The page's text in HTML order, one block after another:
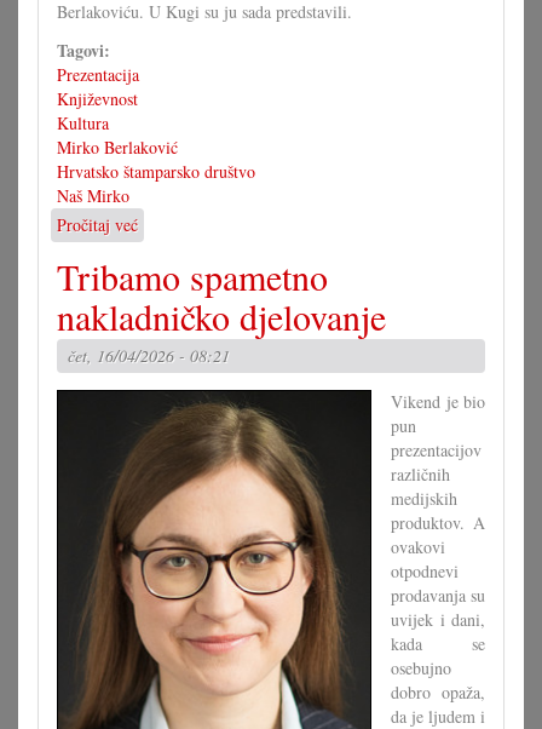
Berlakoviću. U Kugi su ju sada predstavili.
Tagovi:
Prezentacija
Književnost
Kultura
Mirko Berlaković
Hrvatsko štamparsko društvo
Naš Mirko
Pročitaj već
Prezentiran
„Naš
Mirko”
Tribamo spametno
nakladničko djelovanje
čet, 16/04/2026 - 08:21
Vikend je bio
pun
prezentacijov
različnih
medijskih
produktov. A
ovakovi
otpodnevi
prodavanja su
uvijek i dani,
kada se
osebujno
dobro opaža,
da je ljudem i